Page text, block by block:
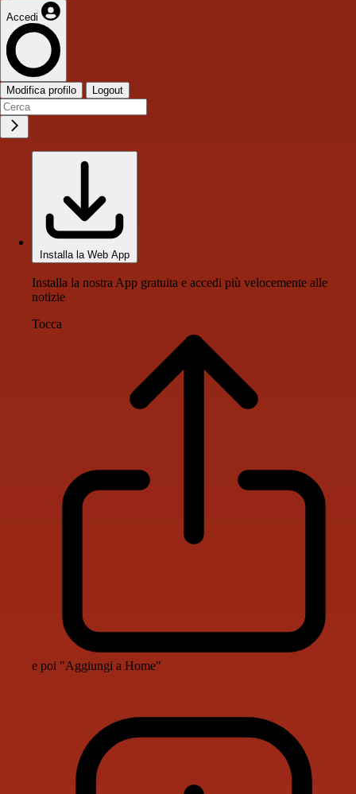
Accedi
Modifica profilo Logout
Installa la Web App
Installa la nostra App gratuita e accedi più velocemente alle
notizie
Tocca
e poi "Aggiungi a Home"